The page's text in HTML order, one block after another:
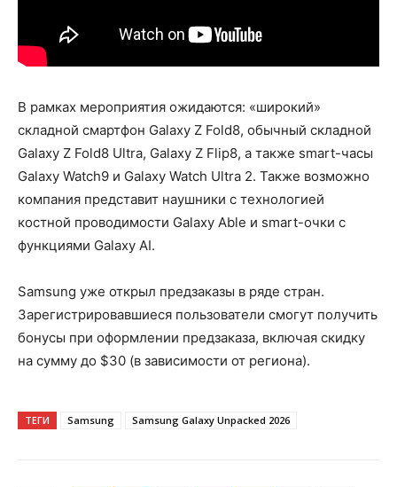
В рамках мероприятия ожидаются: «широкий»
складной смартфон Galaxy Z Fold8, обычный складной
Galaxy Z Fold8 Ultra, Galaxy Z Flip8, а также smart-часы
Galaxy Watch9 и Galaxy Watch Ultra 2. Также возможно
компания представит наушники с технологией
костной проводимости Galaxy Able и smart-очки с
функциями Galaxy AI.
Samsung уже открыл предзаказы в ряде стран.
Зарегистрировавшиеся пользователи смогут получить
бонусы при оформлении предзаказа, включая скидку
на сумму до $30 (в зависимости от региона).
ТЕГИ Samsung Samsung Galaxy Unpacked 2026